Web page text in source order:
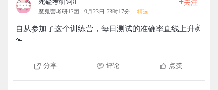
死磕考研词汇
魔鬼营考研13团 9月23日 23时17分 精选
关注
自从参加了这个训练营，每日测试的准确率直线上升✌
🖖
分享 评论 点赞